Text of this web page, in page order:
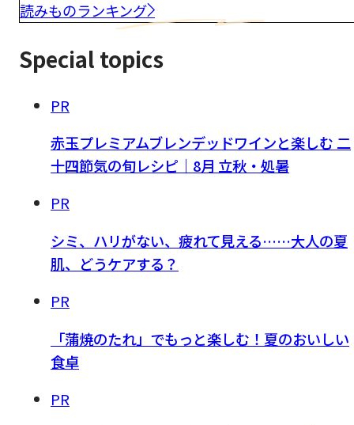
読みものランキング
Special topics
PR
赤玉プレミアムブレンデッドワインと楽しむ 二
十四節気の旬レシピ｜8月 立秋・処暑
PR
シミ、ハリがない、疲れて見える……大人の夏
肌、どうケアする？
PR
「蒲焼のたれ」でもっと楽しむ！夏のおいしい
食卓
PR